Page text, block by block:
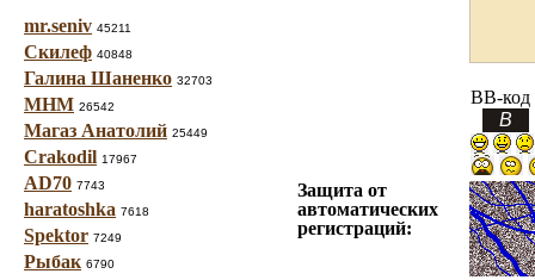
mr.seniv 45211
Скилеф 40848
Галина Шаненко 32703
МНМ 26542
Магаз Анатолий 25449
Crakodil 17967
AD70 7743
haratoshka 7618
Spektor 7249
Рыбак 6790
BB-код
Защита от
автоматических
регистраций: